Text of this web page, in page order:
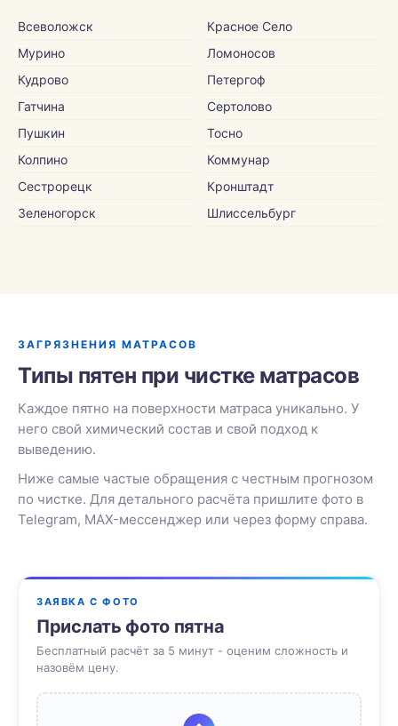
Всеволожск
Мурино
Кудрово
Гатчина
Пушкин
Колпино
Сестрорецк
Зеленогорск
Красное Село
Ломоносов
Петергоф
Сертолово
Тосно
Коммунар
Кронштадт
Шлиссельбург
ЗАГРЯЗНЕНИЯ МАТРАСОВ
Типы пятен при чистке матрасов
Каждое пятно на поверхности матраса уникально. У
него свой химический состав и свой подход к
выведению.
Ниже самые частые обращения с честным прогнозом
по чистке. Для детального расчёта пришлите фото в
Telegram, MAX-мессенджер или через форму справа.
ЗАЯВКА С ФОТО
Прислать фото пятна
Бесплатный расчёт за 5 минут - оценим сложность и
назовём цену.